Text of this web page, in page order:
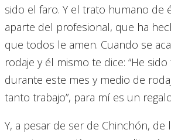
sido el faro. Y el trato humano de
aparte del profesional, que ha
que todos le amen. Cuando se
rodaje y él mismo te dice: “He sido
durante este mes y medio de
tanto trabajo”, para mí es un
Y, a pesar de ser de Chinchón, de